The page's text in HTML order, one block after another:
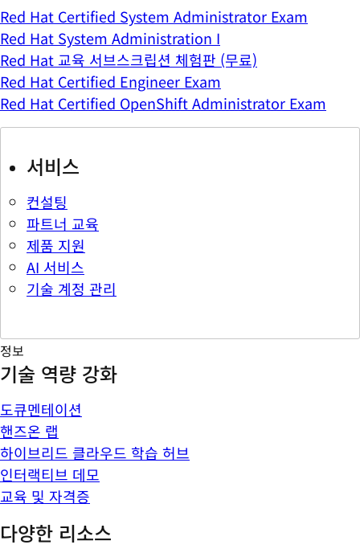
Red Hat Certified System Administrator Exam
Red Hat System Administration I
Red Hat 교육 서브스크립션 체험판 (무료)
Red Hat Certified Engineer Exam
Red Hat Certified OpenShift Administrator Exam
서비스
컨설팅
파트너 교육
제품 지원
AI 서비스
기술 계정 관리
정보
기술 역량 강화
도큐멘테이션
핸즈온 랩
하이브리드 클라우드 학습 허브
인터랙티브 데모
교육 및 자격증
다양한 리소스